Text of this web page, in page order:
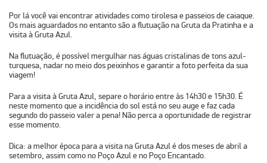
Por lá você vai encontrar atividades como tirolesa e passeios de caiaque.
Os mais aguardados no entanto são aflutuação na Gruta da Pratinhae a
visita àGruta Azul.
Na flutuação, é possível mergulhar nas águas cristalinas de tons azul-
turquesa, nadar no meio dos peixinhos e garantir a foto perfeita da sua
viagem!
Para a visita à Gruta Azul, separe o horário entre às 14h30 e 15h30. É
neste momento que a incidência do sol está no seu auge e faz cada
segundo do passeio valer a pena! Não perca a oportunidade de registrar
esse momento.
Dica: a melhor época para a visita na Gruta Azul é dos meses de abril a
setembro, assim como no Poço Azul e no Poço Encantado.